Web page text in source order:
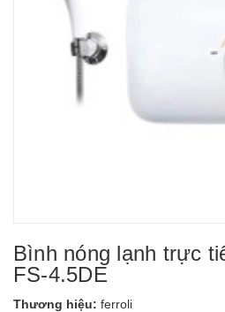
Bình nóng lạnh trực
FS-4.5DE
Thương hiệu: ferroli